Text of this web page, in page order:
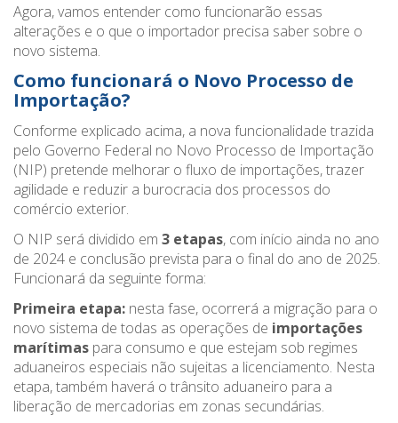
Agora, vamos entender como funcionarão essas
alterações e o que o importador precisa saber sobre o
novo sistema.
Como funcionará o Novo Processo de
Importação?
Conforme explicado acima, a nova funcionalidade trazida
pelo Governo Federal no Novo Processo de Importação
(NIP) pretende melhorar o fluxo de importações, trazer
agilidade e reduzir a burocracia dos processos do
comércio exterior.
O NIP será dividido em 3 etapas, com início ainda no ano
de 2024 e conclusão prevista para o final do ano de 2025.
Funcionará da seguinte forma:
Primeira etapa: nesta fase, ocorrerá a migração para o
novo sistema de todas as operações de importações
marítimas para consumo e que estejam sob regimes
aduaneiros especiais não sujeitas a licenciamento. Nesta
etapa, também haverá o trânsito aduaneiro para a
liberação de mercadorias em zonas secundárias.